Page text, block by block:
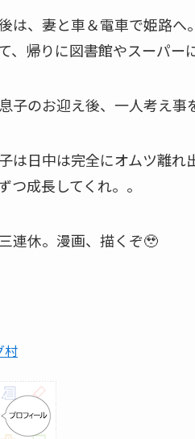
は、妻と車＆電車で姫路
、帰りに図書館やスーパー
子のお迎え後、一人考え
は日中は完全にオムツ離
つ成長してくれ。。
連休。漫画、描くぞ🥹
村